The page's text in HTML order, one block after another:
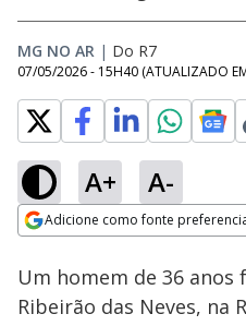
MG NO AR | Do R7
07/05/2026 - 15H40 (ATUALIZADO
A+ A-
Adicione como fonte
Ativar
82.98%
Um homem de 36
Ribeirão das Neves, na